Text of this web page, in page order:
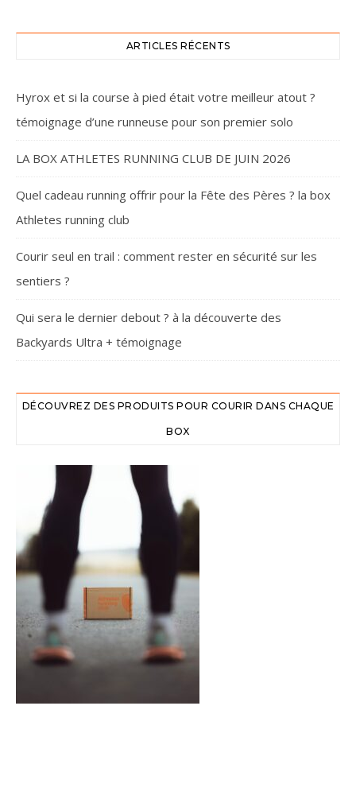
ARTICLES RÉCENTS
Hyrox et si la course à pied était votre meilleur atout ?
témoignage d’une runneuse pour son premier solo
LA BOX ATHLETES RUNNING CLUB DE JUIN 2026
Quel cadeau running offrir pour la Fête des Pères ? la box
Athletes running club
Courir seul en trail : comment rester en sécurité sur les
sentiers ?
Qui sera le dernier debout ? à la découverte des
Backyards Ultra + témoignage
DÉCOUVREZ DES PRODUITS POUR COURIR DANS CHAQUE
BOX